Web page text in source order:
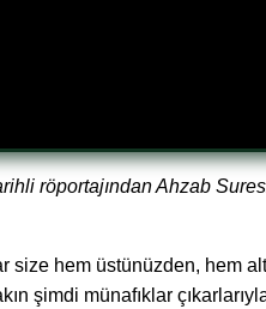
röportajından Ahzab
hem üstünüzden, hem
münafıklar